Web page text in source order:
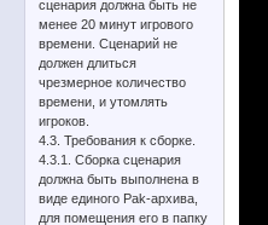
сценария должна быть не
менее 20 минут игрового
времени. Сценарий не
должен длиться
чрезмерное количество
времени, и утомлять
игроков.
4.3. Требования к сборке.
4.3.1. Сборка сценария
должна быть выполнена в
виде единого Pak-архива,
для помещения его в папку